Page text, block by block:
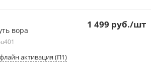
вора
активация (П1)
1 499 руб./шт